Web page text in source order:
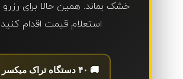
خشک بماند. همین حالا برای
استعلام قیمت اقدام کنید.
🚚 ۴۰ دستگاه تراک میکسر